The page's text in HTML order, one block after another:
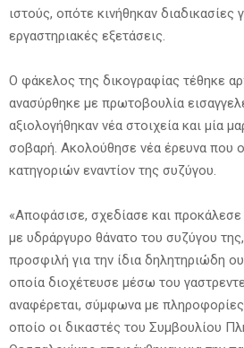
ιστούς, οπότε κινήθηκαν διαδικασίες
εργαστηριακές εξετάσεις.
Ο φάκελος της δικογραφίας τέθηκε
ανασύρθηκε με πρωτοβουλία
αξιολογήθηκαν νέα στοιχεία και μία
σοβαρή. Ακολούθησε νέα έρευνα που
κατηγοριών εναντίον της συζύγου.
«Αποφάσισε, σχεδίασε και
με υδράργυρο θάνατο του συζύγου
προσφιλή για την ίδια δηλητηριώδη
οποία διοχέτευσε μέσω του
αναφέρεται, σύμφωνα με
οποίο οι δικαστές του Συμβουλίου